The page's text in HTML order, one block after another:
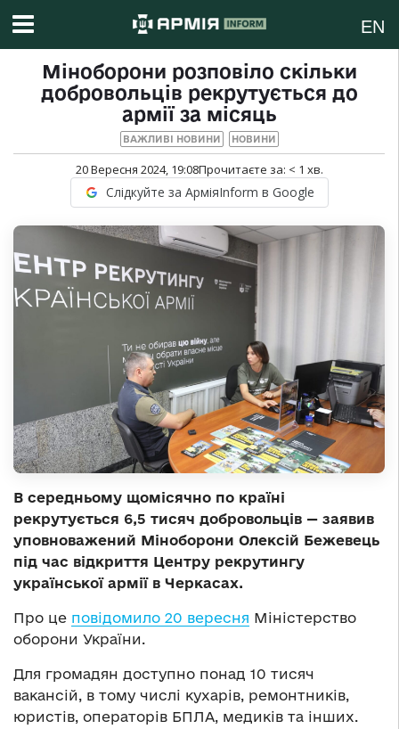
EN
Міноборони розповіло скільки
добровольців рекрутується до
армії за місяць
ВАЖЛИВІ НОВИНИ НОВИНИ
20 Вересня 2024, 19:08Прочитаєте за: < 1 хв.
Слідкуйте за АрміяInform в Google
В середньому щомісячно по країні
рекрутується 6,5 тисяч добровольців — заявив
уповноважений Міноборони Олексій Бежевець
під час відкриття Центру рекрутингу
української армії в Черкасах.
Про це повідомило 20 вересня Міністерство
оборони України.
Для громадян доступно понад 10 тисяч
вакансій, в тому числі кухарів, ремонтників,
юристів, операторів БПЛА, медиків та інших.